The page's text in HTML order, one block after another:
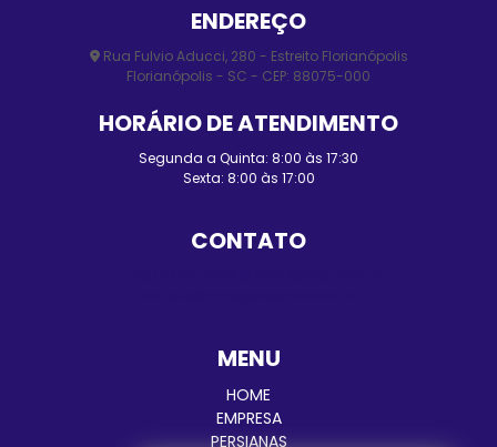
ENDEREÇO
Rua Fulvio Aducci, 280 - Estreito Florianópolis
Florianópolis - SC - CEP: 88075-000
HORÁRIO DE ATENDIMENTO
Segunda a Quinta: 8:00 às 17:30
Sexta: 8:00 às 17:00
CONTATO
MENU
HOME
EMPRESA
PERSIANAS